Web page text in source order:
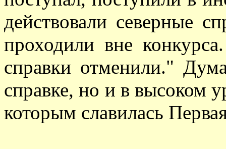
действовали северные
проходили вне
справки отменили."
справке, но и в высоком
которым славилась